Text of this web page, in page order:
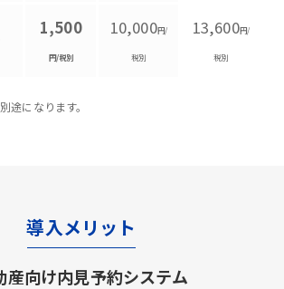
1,500
円/税別
10,000円/
税別
13,600円/
税別
途になります。
導入メリット
産向け内見予約システム